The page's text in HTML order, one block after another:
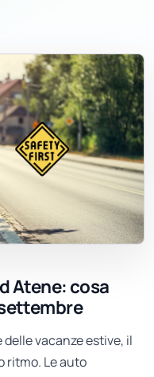
Atene: cosa
vacanze estive, il
ritmo. Le auto